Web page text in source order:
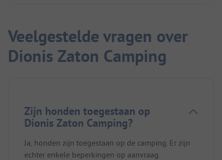
Veelgestelde vragen over
Dionis Zaton Camping
Zijn honden toegestaan op
Dionis Zaton Camping?
Ja, honden zijn toegestaan op de camping. Er zijn
echter enkele beperkingen op aanvraag.